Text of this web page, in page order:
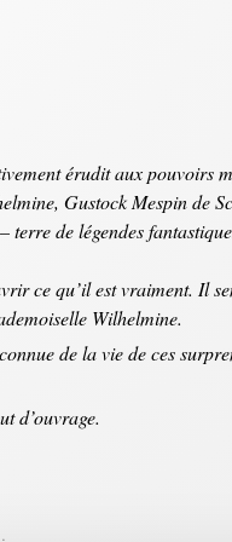
érudit aux pouvoirs
Gustock Mespin de
de légendes
ce qu’il est vraiment. Il
Wilhelmine.
de la vie de ces
d’ouvrage.